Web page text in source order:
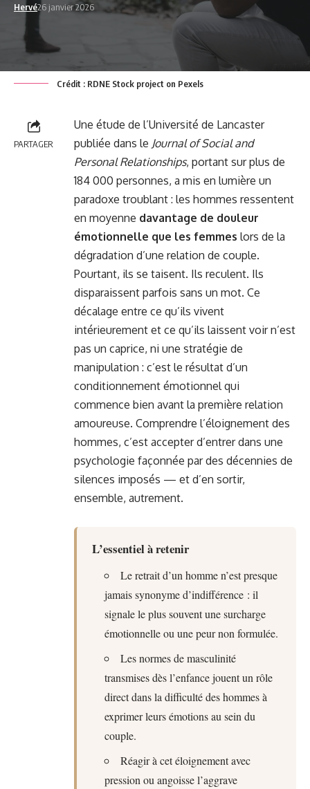
Hervé26 janvier 2026
Crédit : RDNE Stock project on Pexels
PARTAGER
Une étude de l’Université de Lancaster
publiée dans le Journal of Social and
Personal Relationships, portant sur plus de
184 000 personnes, a mis en lumière un
paradoxe troublant : les hommes ressentent
en moyenne davantage de douleur
émotionnelle que les femmes lors de la
dégradation d’une relation de couple.
Pourtant, ils se taisent. Ils reculent. Ils
disparaissent parfois sans un mot. Ce
décalage entre ce qu’ils vivent
intérieurement et ce qu’ils laissent voir n’est
pas un caprice, ni une stratégie de
manipulation : c’est le résultat d’un
conditionnement émotionnel qui
commence bien avant la première relation
amoureuse. Comprendre l’éloignement des
hommes, c’est accepter d’entrer dans une
psychologie façonnée par des décennies de
silences imposés — et d’en sortir,
ensemble, autrement.
L’essentiel à retenir
Le retrait d’un homme n’est presque
jamais synonyme d’indifférence : il
signale le plus souvent une surcharge
émotionnelle ou une peur non formulée.
Les normes de masculinité
transmises dès l’enfance jouent un rôle
direct dans la difficulté des hommes à
exprimer leurs émotions au sein du
couple.
Réagir à cet éloignement avec
pression ou angoisse l’aggrave